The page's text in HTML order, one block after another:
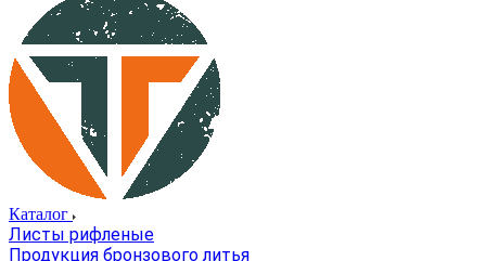
Каталог
Листы рифленые
Продукция бронзового литья